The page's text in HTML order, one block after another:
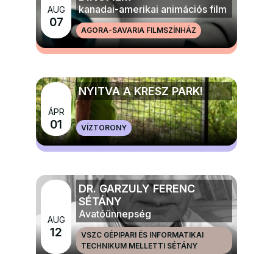
AUG
07
kanadai-amerikai animációs film
AGORA-SAVARIA FILMSZÍNHÁZ
MÉG TÖBB FILM ÉS MOZI
ÁPR
01
NYITVA A KRESZ PARK!
VÍZTORONY
MÉG TÖBB GYERMEK, IFJÚSÁGI ÉS CSALÁDI
PROGRAMOK
AUG
12
DR. GARZULY FERENC
SÉTÁNY
Avatóünnepség
VSZC GÉPIPARI ÉS INFORMATIKAI
TECHNIKUM MELLETTI SÉTÁNY
MÉG TÖBB NAGYRENDEZVÉNYEK ÉS ÜNNEPEK